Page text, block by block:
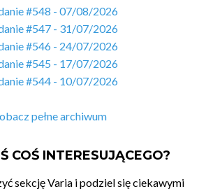
#548 - 07/08/2026
#547 - 31/07/2026
#546 - 24/07/2026
#545 - 17/07/2026
#544 - 10/07/2026
pełne archiwum
COŚ INTERESUJĄCEGO?
sekcję Varia i podziel się ciekawymi